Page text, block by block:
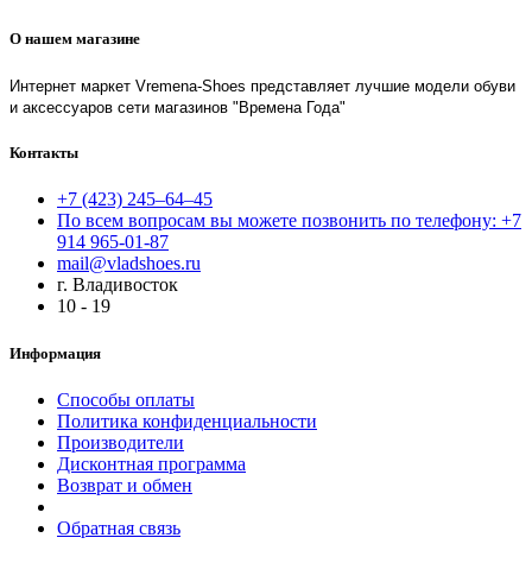
О нашем магазине
Интернет маркет Vremena-Shoes представляет лучшие модели обуви
и аксессуаров сети магазинов "Времена Года"
Контакты
+7 (423) 245–64–45
По всем вопросам вы можете позвонить по телефону: +7
914 965-01-87
mail@vladshoes.ru
г. Владивосток
10 - 19
Информация
Способы оплаты
Политика конфиденциальности
Производители
Дисконтная программа
Возврат и обмен
Обратная связь